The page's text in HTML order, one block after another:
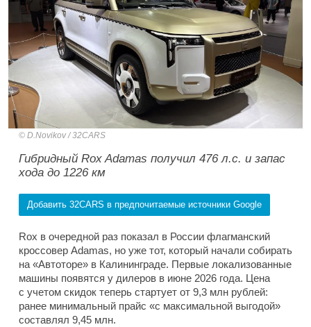
D.Novikov / 32CARS
Гибридный Rox Adamas получил 476 л.с. и запас
хода до 1226 км
Добавить 32CARS в предпочитаемые источники Google
Rox в очередной раз показал в России флагманский
кроссовер Adamas, но уже тот, который начали собирать
на «Автоторе» в Калининграде. Первые локализованные
машины появятся у дилеров в июне 2026 года. Цена
с учетом скидок теперь стартует от 9,3 млн рублей:
ранее минимальный прайс «с максимальной выгодой»
составлял 9,45 млн.